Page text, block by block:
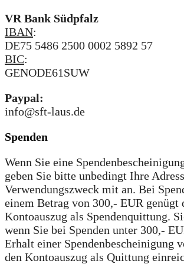
VR Bank Südpfalz
IBAN:
DE75 5486 2500 0002 5892 57
BIC:
GENODE61SUW
Paypal:
info@sft-laus.de
Spenden
Wenn Sie eine
geben Sie bitte unbedingt Ihre
Verwendungszweck mit an. Bei
einem Betrag von 300,- EUR genügt
Kontoauszug als Spendenquittung.
wenn Sie bei Spenden unter 300,-
Erhalt einer Spendenbescheinigung
den Kontoauszug als Quittung